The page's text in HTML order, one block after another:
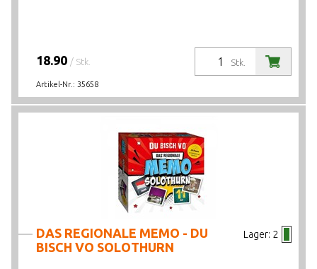
Stk.
18.90 / Stk.
Artikel-Nr.: 35658
Lager: 2
DAS REGIONALE MEMO - DU
BISCH VO SOLOTHURN